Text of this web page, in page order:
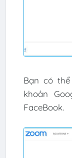
Bạn có
khoản
FaceBook.